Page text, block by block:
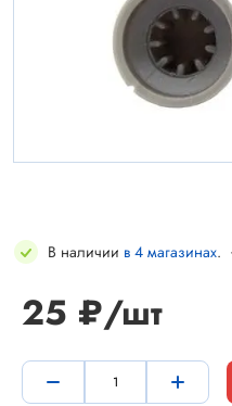
В наличии в 4 магазинах.
25 ₽/шт